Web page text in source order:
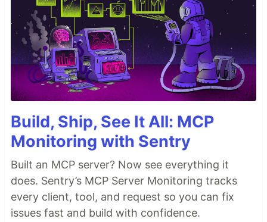
Build, Ship, See It All: MCP
Monitoring with Sentry
Built an MCP server? Now see everything it
does. Sentry’s MCP Server Monitoring tracks
every client, tool, and request so you can fix
issues fast and build with confidence.